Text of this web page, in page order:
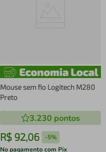
Mouse sem fio Logitech M280
Preto
3.230 pontos
R$ 92,06 -5%
No pagamento com Pix